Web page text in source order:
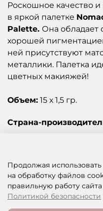
Роскошное качество
в яркой палетке
Palette. Она обладает
хорошей
ней присутствуют
металлики. Палетка
цветных макияжей!
Объем: 15 х 1,5 гр.
Страна-
SHOP OF BEAUTY -
Продолжая
на обработку файлов
правильную работу
Политикой безопасности